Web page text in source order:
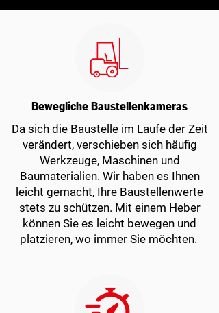
Bewegliche Baustellenkameras
Da sich die Baustelle im Laufe der Zeit
verändert, verschieben sich häufig
Werkzeuge, Maschinen und
Baumaterialien. Wir haben es Ihnen
leicht gemacht, Ihre Baustellenwerte
stets zu schützen. Mit einem Heber
können Sie es leicht bewegen und
platzieren, wo immer Sie möchten.